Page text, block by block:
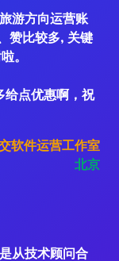
游方向运营账
赞比较多, 关键
。
给点优惠啊，祝
软件运营工作室
北京
从技术顾问合